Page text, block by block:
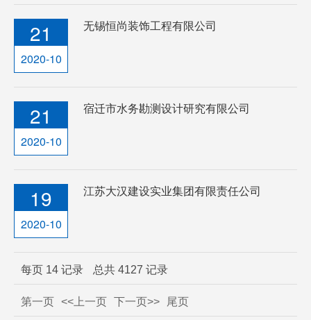
21
2020-10
无锡恒尚装饰工程有限公司
21
2020-10
宿迁市水务勘测设计研究有限公司
19
2020-10
江苏大汉建设实业集团有限责任公司
每页 14 记录 总共 4127 记录
第一页 <<上一页 下一页>> 尾页